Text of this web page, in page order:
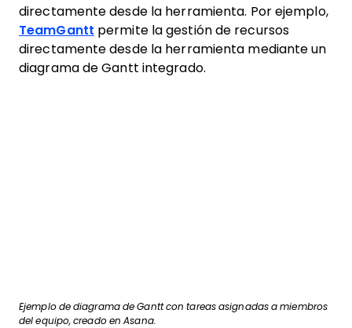
directamente desde la herramienta. Por ejemplo,
TeamGantt permite la gestión de recursos
directamente desde la herramienta mediante un
diagrama de Gantt integrado.
Ejemplo de diagrama de Gantt con tareas asignadas a miembros
del equipo, creado en Asana.